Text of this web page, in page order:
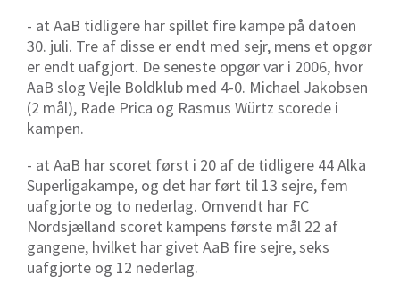
- at AaB tidligere har spillet fire kampe på datoen
30. juli. Tre af disse er endt med sejr, mens et opgør
er endt uafgjort. De seneste opgør var i 2006, hvor
AaB slog Vejle Boldklub med 4-0. Michael Jakobsen
(2 mål), Rade Prica og Rasmus Würtz scorede i
kampen.
- at AaB har scoret først i 20 af de tidligere 44 Alka
Superligakampe, og det har ført til 13 sejre, fem
uafgjorte og to nederlag. Omvendt har FC
Nordsjælland scoret kampens første mål 22 af
gangene, hvilket har givet AaB fire sejre, seks
uafgjorte og 12 nederlag.